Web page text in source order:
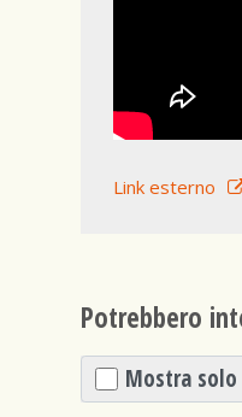
Link esterno
Potrebbero
Mostra